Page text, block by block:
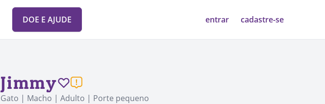
DOE E AJUDE entrar cadastre-se
Jimmy
Gato | Macho | Adulto | Porte pequeno